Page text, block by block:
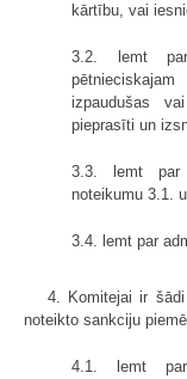
kārtību, vai
3.2. lemt par
izpaudušas
pieprasīti un
3.3. lemt par
noteikumu 3.1.
3.4. lemt par
4. Komitejai ir
noteikto sankciju
4.1. lemt par